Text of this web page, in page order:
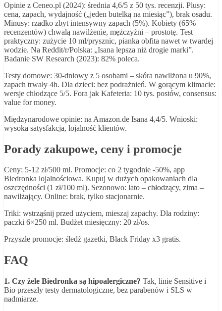
Opinie z Ceneo.pl (2024): średnia 4,6/5 z 50 tys. recenzji. Plusy:
cena, zapach, wydajność („jeden butelką na miesiąc”), brak osadu.
Minusy: rzadko zbyt intensywny zapach (5%). Kobiety (65%
recenzentów) chwalą nawilżenie, mężczyźni – prostotę. Test
praktyczny: zużycie 10 ml/prysznic, pianka obfita nawet w twardej
wodzie. Na Reddit/r/Polska: „Isana lepsza niż drogie marki”.
Badanie SW Research (2023): 82% poleca.
Testy domowe: 30-dniowy z 5 osobami – skóra nawilżona u 90%,
zapach trwały 4h. Dla dzieci: bez podrażnień. W gorącym klimacie:
wersje chłodzące 5/5. Fora jak Kafeteria: 10 tys. postów, consensus:
value for money.
Międzynarodowe opinie: na Amazon.de Isana 4,4/5. Wnioski:
wysoka satysfakcja, lojalność klientów.
Porady zakupowe, ceny i promocje
Ceny: 5-12 zł/500 ml. Promocje: co 2 tygodnie -50%, app
Biedronka lojalnościowa. Kupuj w dużych opakowaniach dla
oszczędności (1 zł/100 ml). Sezonowo: lato – chłodzący, zima –
nawilżający. Online: brak, tylko stacjonarnie.
Triki: wstrząśnij przed użyciem, mieszaj zapachy. Dla rodziny:
paczki 6×250 ml. Budżet miesięczny: 20 zł/os.
Przyszłe promocje: śledź gazetki, Black Friday x3 gratis.
FAQ
1. Czy żele Biedronka są hipoalergiczne? Tak, linie Sensitive i
Bio przeszły testy dermatologiczne, bez parabenów i SLS w
nadmiarze.